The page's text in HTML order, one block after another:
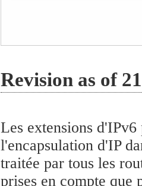
Revision as of
Les extensions
l'encapsulation d'IP
traitée par tous les
prises en compte que